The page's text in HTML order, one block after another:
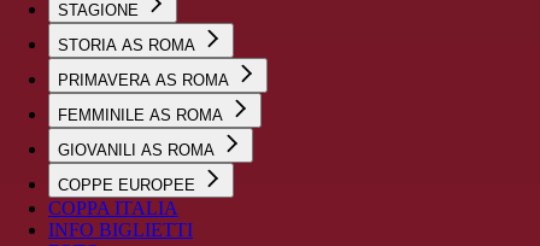
STAGIONE
STORIA AS ROMA
PRIMAVERA AS ROMA
FEMMINILE AS ROMA
GIOVANILI AS ROMA
COPPE EUROPEE
COPPA ITALIA
INFO BIGLIETTI